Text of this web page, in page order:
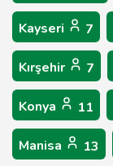
Kayseri 7
Kırşehir 7
Konya 11
Manisa 13